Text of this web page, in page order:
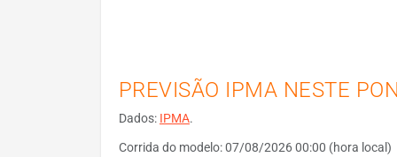
PREVISÃO IPMA NESTE
Dados: IPMA.
Corrida do modelo: 07/08/2026 00:00 (hora local)